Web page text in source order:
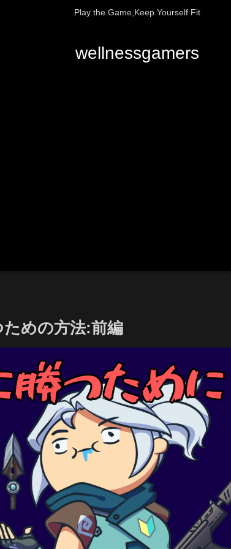
Play the Game,Keep Yourself Fit
wellnessgamers
めの方法:前編